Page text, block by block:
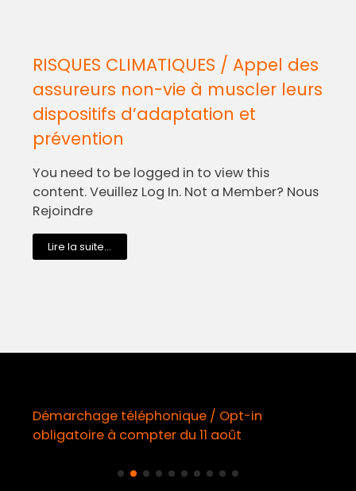
RISQUES CLIMATIQUES / Appel des
assureurs non-vie à muscler leurs
dispositifs d’adaptation et
prévention
You need to be logged in to view this
content. Veuillez Log In. Not a Member? Nous
Rejoindre
Lire la suite...
Démarchage téléphonique / Opt-in
obligatoire à compter du 11 août